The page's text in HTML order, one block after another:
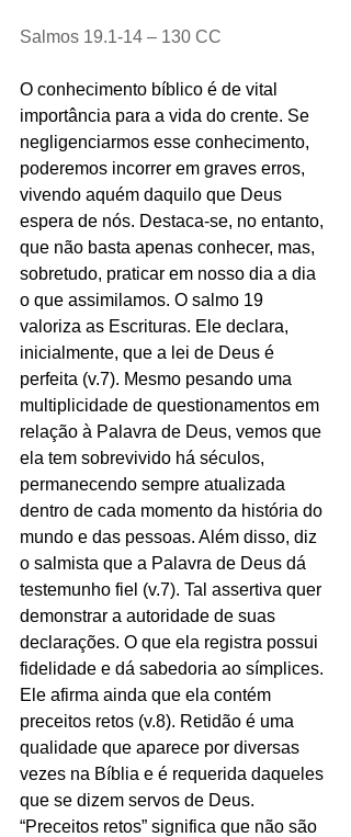
Salmos 19.1-14 – 130 CC
O conhecimento bíblico é de vital
importância para a vida do crente. Se
negligenciarmos esse conhecimento,
poderemos incorrer em graves erros,
vivendo aquém daquilo que Deus
espera de nós. Destaca-se, no entanto,
que não basta apenas conhecer, mas,
sobretudo, praticar em nosso dia a dia
o que assimilamos. O salmo 19
valoriza as Escrituras. Ele declara,
inicialmente, que a lei de Deus é
perfeita (v.7). Mesmo pesando uma
multiplicidade de questionamentos em
relação à Palavra de Deus, vemos que
ela tem sobrevivido há séculos,
permanecendo sempre atualizada
dentro de cada momento da história do
mundo e das pessoas. Além disso, diz
o salmista que a Palavra de Deus dá
testemunho fiel (v.7). Tal assertiva quer
demonstrar a autoridade de suas
declarações. O que ela registra possui
fidelidade e dá sabedoria ao símplices.
Ele afirma ainda que ela contém
preceitos retos (v.8). Retidão é uma
qualidade que aparece por diversas
vezes na Bíblia e é requerida daqueles
que se dizem servos de Deus.
“Preceitos retos” significa que não são